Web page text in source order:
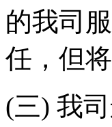
的我司
任，但
(三) 我